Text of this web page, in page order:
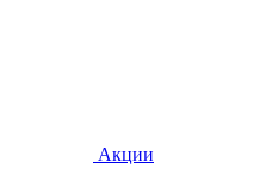
Акции